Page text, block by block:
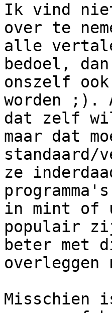
Ik vind niet
over te
alle
bedoel, dan
onszelf
worden ;).
dat zelf
maar dat
ze
in mint of
populair
beter met
Misschien